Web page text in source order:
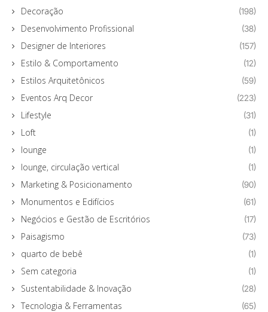
Decoração (198)
Desenvolvimento Profissional (38)
Designer de Interiores (157)
Estilo & Comportamento (12)
Estilos Arquitetônicos (59)
Eventos Arq Decor (223)
Lifestyle (31)
Loft (1)
lounge (1)
lounge, circulação vertical (1)
Marketing & Posicionamento (90)
Monumentos e Edifícios (61)
Negócios e Gestão de Escritórios (17)
Paisagismo (73)
quarto de bebê (1)
Sem categoria (1)
Sustentabilidade & Inovação (28)
Tecnologia & Ferramentas (65)